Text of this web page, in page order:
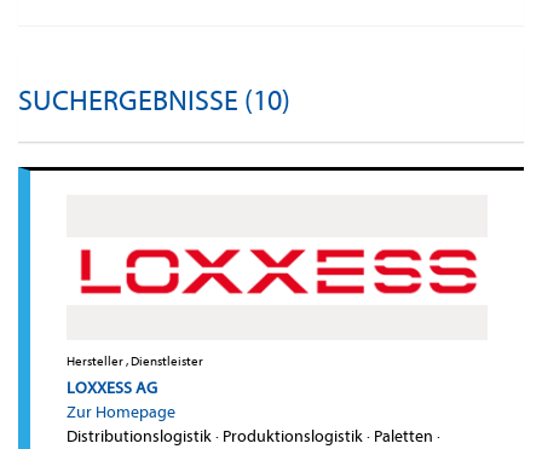
SUCHERGEBNISSE (10)
Hersteller , Dienstleister
LOXXESS AG
Zur Homepage
Distributionslogistik· Produktionslogistik· Paletten ·